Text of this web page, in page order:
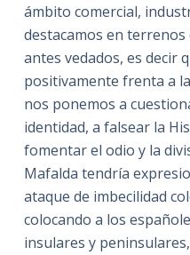
ámbito comercial,
destacamos en
antes vedados, es decir
positivamente frenta a
nos ponemos a
identidad, a falsear la
fomentar el odio y la
Mafalda tendría
ataque de imbecilidad
colocando a los
insulares y